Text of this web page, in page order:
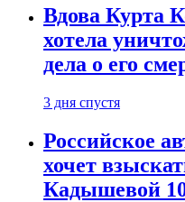
Вдова Курта
хотела
дела о его
3 дня спустя
Российское
хочет
Кадышевой